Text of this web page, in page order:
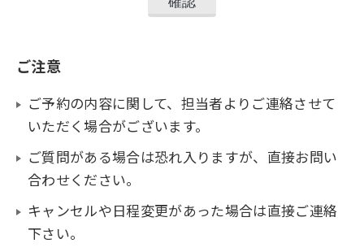
ご注意
ご予約の内容に関して、担当者よりご連絡させて
いただく場合がございます。
ご質問がある場合は恐れ入りますが、直接お問い
合わせください。
キャンセルや日程変更があった場合は直接ご連絡
下さい。